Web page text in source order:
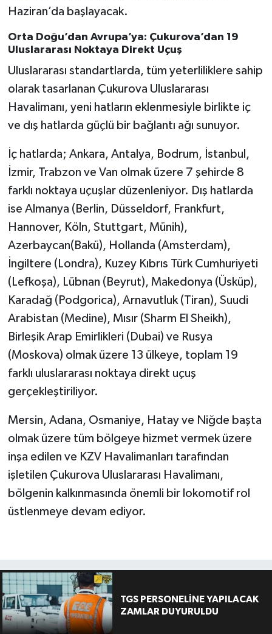
Haziran’da başlayacak.
Orta Doğu’dan Avrupa’ya: Çukurova’dan 19
Uluslararası Noktaya Direkt Uçuş
Uluslararası standartlarda, tüm yeterliliklere sahip
olarak tasarlanan Çukurova Uluslararası
Havalimanı, yeni hatların eklenmesiyle birlikte iç
ve dış hatlarda güçlü bir bağlantı ağı sunuyor.
İç hatlarda; Ankara, Antalya, Bodrum, İstanbul,
İzmir, Trabzon ve Van olmak üzere 7 şehirde 8
farklı noktaya uçuşlar düzenleniyor. Dış hatlarda
ise Almanya (Berlin, Düsseldorf, Frankfurt,
Hannover, Köln, Stuttgart, Münih),
Azerbaycan(Bakü), Hollanda (Amsterdam),
İngiltere (Londra), Kuzey Kıbrıs Türk Cumhuriyeti
(Lefkoşa), Lübnan (Beyrut), Makedonya (Üsküp),
Karadağ (Podgorica), Arnavutluk (Tiran), Suudi
Arabistan (Medine), Mısır (Sharm El Sheikh),
Birleşik Arap Emirlikleri (Dubai) ve Rusya
(Moskova) olmak üzere 13 ülkeye, toplam 19
farklı uluslararası noktaya direkt uçuş
gerçekleştiriliyor.
Mersin, Adana, Osmaniye, Hatay ve Niğde başta
olmak üzere tüm bölgeye hizmet vermek üzere
inşa edilen ve KZV Havalimanları tarafından
işletilen Çukurova Uluslararası Havalimanı,
bölgenin kalkınmasında önemli bir lokomotif rol
üstlenmeye devam ediyor.
TGS PERSONELİNE YAPILACAK
ZAMLAR DUYURULDU